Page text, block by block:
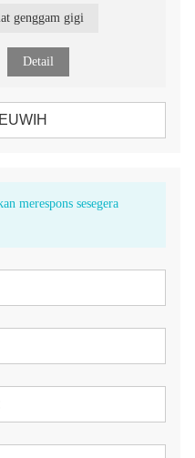
genggam gigi
Detail
merespons sesegera